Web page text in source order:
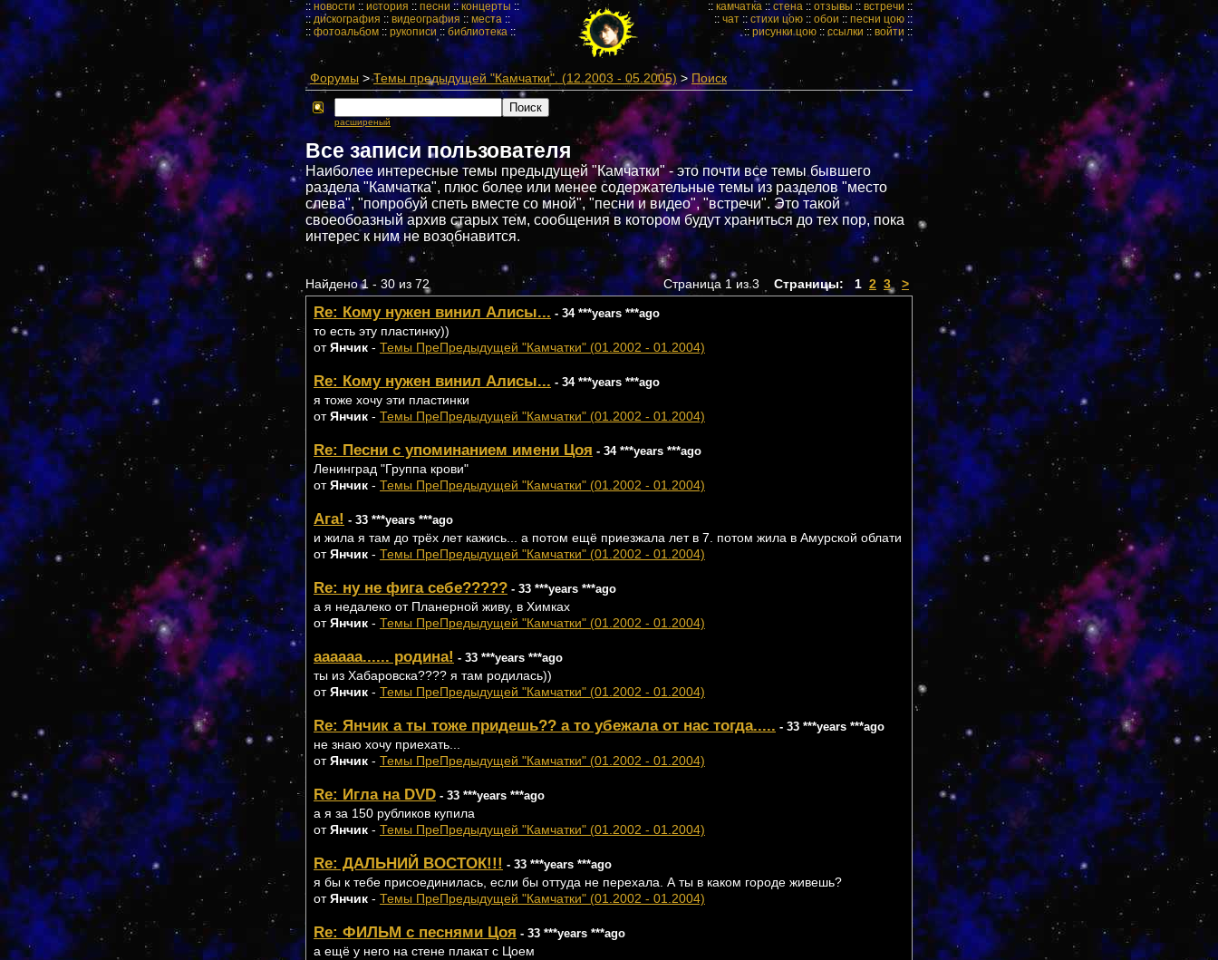
:: новости :: история :: песни::концерты ::
::дискография :: видеография :: места ::
:: фотоальбом :: рукописи :: библиотека::
:: камчатка ::стена :: отзывы :: встречи ::
:: чат :: стихи цою :: обои :: песни цою::
::рисунки цою :: ссылки :: войти ::
Форумы >Темы предыдущей "Камчатки". (12.2003 - 05.2005)> Поиск
расширеный
Все записи пользователя
Наиболее интересные темы предыдущей "Камчатки" - это почти все темы бывшего
раздела "Камчатка", плюс более или менее содержательные темы из разделов "место
слева", "попробуй спеть вместе со мной", "песни и видео", "встречи". Это такой
своеобоазный архив старых тем, сообщения в котором будут храниться до тех пор, пока
интерес к ним не возобнавится.
Страница 1 из 3 Страницы: 1 2 3 >
Найдено 1 - 30 из 72
Re: Кому нужен винил Алисы... - 34 ***years ***ago
то есть эту пластинку))
от Янчик - Темы ПреПредыдущей "Камчатки" (01.2002 - 01.2004)
Re: Кому нужен винил Алисы... - 34 ***years ***ago
я тоже хочу эти пластинки
от Янчик - Темы ПреПредыдущей "Камчатки" (01.2002 - 01.2004)
Re: Песни с упоминанием имени Цоя - 34 ***years ***ago
Ленинград "Группа крови"
от Янчик - Темы ПреПредыдущей "Камчатки" (01.2002 - 01.2004)
Ага! - 33 ***years ***ago
и жила я там до трёх лет кажись... а потом ещё приезжала лет в 7. потом жила в Амурской облати
от Янчик - Темы ПреПредыдущей "Камчатки" (01.2002 - 01.2004)
Re: ну не фига себе????? - 33 ***years ***ago
а я недалеко от Планерной живу, в Химках
от Янчик - Темы ПреПредыдущей "Камчатки" (01.2002 - 01.2004)
аааааа...... родина! - 33 ***years ***ago
ты из Хабаровска???? я там родилась))
от Янчик - Темы ПреПредыдущей "Камчатки" (01.2002 - 01.2004)
Re: Янчик а ты тоже придешь?? а то убежала от нас тогда..... - 33 ***years ***ago
не знаю хочу приехать...
от Янчик - Темы ПреПредыдущей "Камчатки" (01.2002 - 01.2004)
Re: Игла на DVD - 33 ***years ***ago
а я за 150 рубликов купила
от Янчик - Темы ПреПредыдущей "Камчатки" (01.2002 - 01.2004)
Re: ДАЛЬНИЙ ВОСТОК!!! - 33 ***years ***ago
я бы к тебе присоединилась, если бы оттуда не перехала. А ты в каком городе живешь?
от Янчик - Темы ПреПредыдущей "Камчатки" (01.2002 - 01.2004)
Re: ФИЛЬМ с песнями Цоя - 33 ***years ***ago
а ещё у него на стене плакат с Цоем